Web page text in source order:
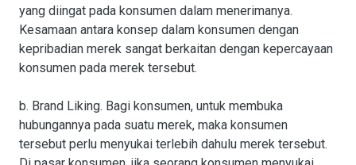
yang diingat pada konsumen dalam menerimanya.
Kesamaan antara konsep dalam konsumen dengan
kepribadian merek sangat berkaitan dengan kepercayaan
konsumen pada merek tersebut.
b. Brand Liking. Bagi konsumen, untuk membuka
hubungannya pada suatu merek, maka konsumen
tersebut perlu menyukai terlebih dahulu merek tersebut.